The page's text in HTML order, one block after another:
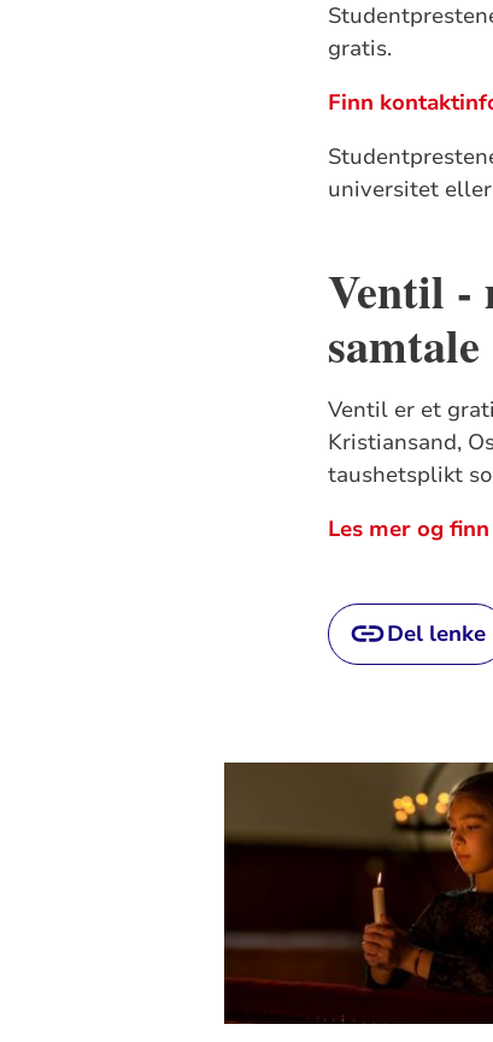
gratis.
Finn
universitet
Ventil -
samtale
Ventil er et
Kristiansand,
taushetsplikt
Les mer og
Del lenke